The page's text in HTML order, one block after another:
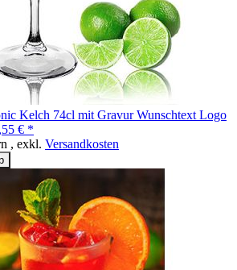
Kelch 74cl mit Gravur Wunschtext Logo
€ *
, exkl. Versandkosten